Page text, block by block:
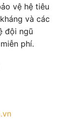
vệ hệ tiêu
và các
đội ngũ
phí.